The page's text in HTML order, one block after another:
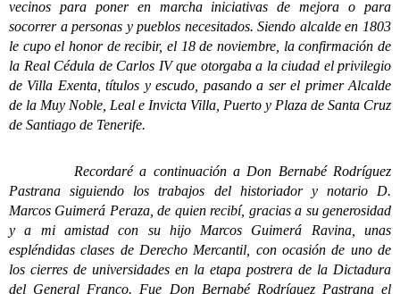
vecinos para poner en marcha iniciativas de mejora o para
socorrer a personas y pueblos necesitados. Siendo alcalde en 1803
le cupo el honor de recibir, el 18 de noviembre, la confirmación de
la Real Cédula de Carlos IV que otorgaba a la ciudad el privilegio
de Villa Exenta, títulos y escudo, pasando a ser el primer Alcalde
de la Muy Noble, Leal e Invicta Villa, Puerto y Plaza de Santa Cruz
de Santiago de Tenerife.
Recordaré a continuación a Don Bernabé Rodríguez
Pastrana siguiendo los trabajos del historiador y notario D.
Marcos Guimerá Peraza, de quien recibí, gracias a su generosidad
y a mi amistad con su hijo Marcos Guimerá Ravina, unas
espléndidas clases de Derecho Mercantil, con ocasión de uno de
los cierres de universidades en la etapa postrera de la Dictadura
del General Franco. Fue Don Bernabé Rodríguez Pastrana el